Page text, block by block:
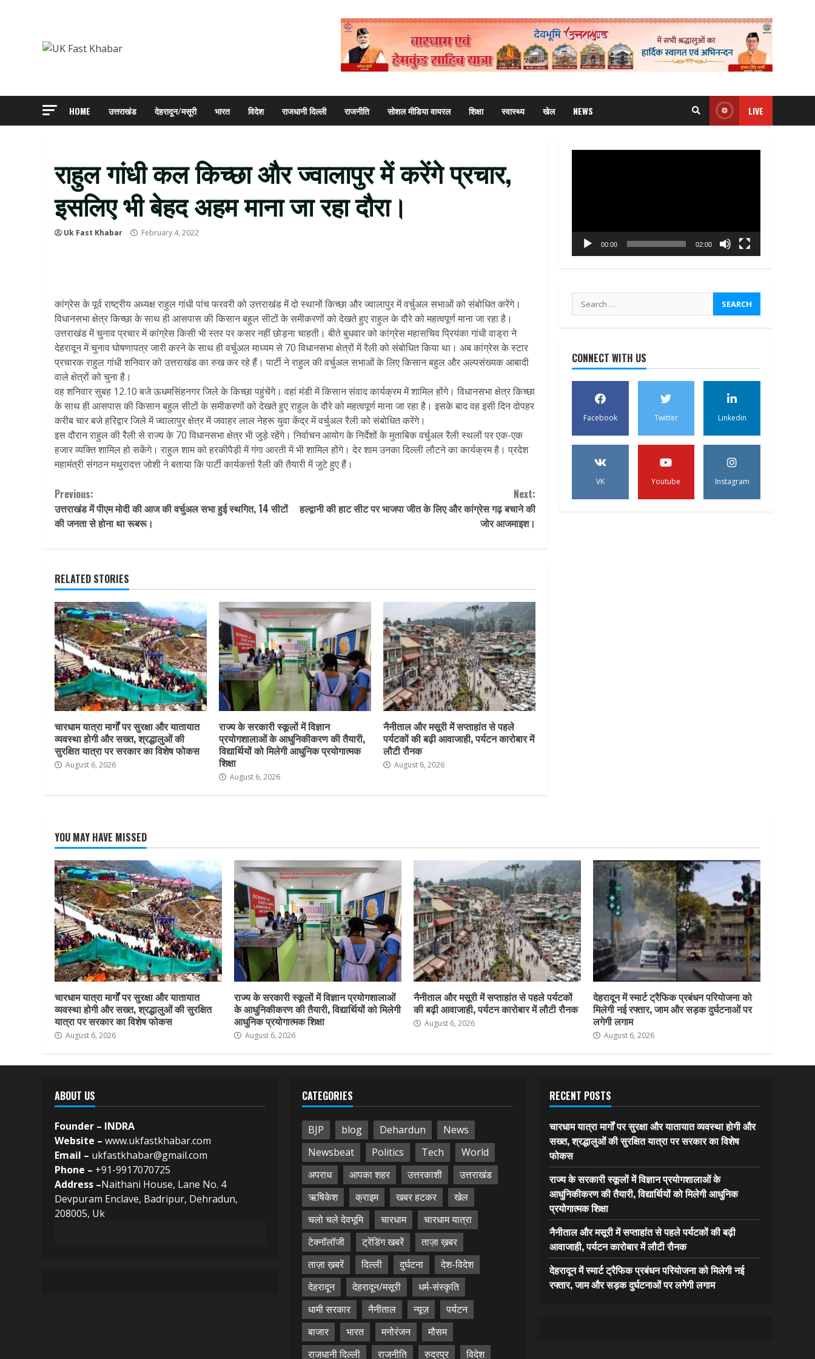
HOME उत्तराखंड देहरादून/मसूरी भारत विदेश राजधानी दिल्ली राजनीति सोशल मीडिया वायरल शिक्षा स्वास्थ्य खेल NEWS LIVE
राहुल गांधी कल किच्छा और ज्वालापुर में करेंगे प्रचार,
इसलिए भी बेहद अहम माना जा रहा दौरा।
Uk Fast Khabar February 4, 2022
कांग्रेस के पूर्व राष्ट्रीय अध्यक्ष राहुल गांधी पांच फरवरी को उत्तराखंड में दो स्थानों किच्छा और ज्वालापुर में वर्चुअल सभाओं को संबोधित करेंगे।
विधानसभा क्षेत्र किच्छा के साथ ही आसपास की किसान बहुल सीटों के समीकरणों को देखते हुए राहुल के दौरे को महत्वपूर्ण माना जा रहा है।
उत्तराखंड में चुनाव प्रचार में कांग्रेस किसी भी स्तर पर कसर नहीं छोड़ना चाहती। बीते बुधवार को कांग्रेस महासचिव प्रियंका गांधी वाड्रा ने
देहरादून में चुनाव घोषणापत्र जारी करने के साथ ही वर्चुअल माध्यम से 70 विधानसभा क्षेत्रों में रैली को संबोधित किया था। अब कांग्रेस के स्टार
प्रचारक राहुल गांधी शनिवार को उत्तराखंड का रुख कर रहे हैं। पार्टी ने राहुल की वर्चुअल सभाओं के लिए किसान बहुल और अल्पसंख्यक आबादी
वाले क्षेत्रों को चुना है।
वह शनिवार सुबह 12.10 बजे ऊधमसिंहनगर जिले के किच्छा पहुंचेंगे। वहां मंडी में किसान संवाद कार्यक्रम में शामिल होंगे। विधानसभा क्षेत्र किच्छा
के साथ ही आसपास की किसान बहुल सीटों के समीकरणों को देखते हुए राहुल के दौरे को महत्वपूर्ण माना जा रहा है। इसके बाद वह इसी दिन दोपहर
करीब चार बजे हरिद्वार जिले में ज्वालापुर क्षेत्र में जवाहर लाल नेहरू युवा केंद्र में वर्चुअल रैली को संबोधित करेंगे।
इस दौरान राहुल की रैली से राज्य के 70 विधानसभा क्षेत्र भी जुड़े रहेंगे। निर्वाचन आयोग के निर्देशों के मुताबिक वर्चुअल रैली स्थलों पर एक-एक
हजार व्यक्ति शामिल हो सकेंगे। राहुल शाम को हरकीपैड़ी में गंगा आरती में भी शामिल होंगे। देर शाम उनका दिल्ली लौटने का कार्यक्रम है। प्रदेश
महामंत्री संगठन मथुरादत्त जोशी ने बताया कि पार्टी कार्यकर्त्ता रैली की तैयारी में जुटे हुए हैं।
Continue
Reading
Previous:
उत्तराखंड में पीएम मोदी की आज की वर्चुअल सभा हुई स्थगित, 14 सीटों
की जनता से होना था रूबरू।
Next:
हल्द्वानी की हाट सीट पर भाजपा जीत के लिए और कांग्रेस गढ़ बचाने की
जोर आजमाइश।
RELATED STORIES
चारधाम यात्रा मार्गों पर सुरक्षा और यातायात
व्यवस्था होगी और सख्त, श्रद्धालुओं की
सुरक्षित यात्रा पर सरकार का विशेष फोकस
August 6, 2026
राज्य के सरकारी स्कूलों में विज्ञान
प्रयोगशालाओं के आधुनिकीकरण की तैयारी,
विद्यार्थियों को मिलेगी आधुनिक प्रयोगात्मक
शिक्षा
August 6, 2026
नैनीताल और मसूरी में सप्ताहांत से पहले
पर्यटकों की बढ़ी आवाजाही, पर्यटन कारोबार में
लौटी रौनक
August 6, 2026
00:00 02:00
Search
for:
CONNECT WITH US
Facebook Twitter Linkedin
VK Youtube Instagram
YOU MAY HAVE MISSED
चारधाम यात्रा मार्गों पर सुरक्षा और यातायात
व्यवस्था होगी और सख्त, श्रद्धालुओं की सुरक्षित
यात्रा पर सरकार का विशेष फोकस
August 6, 2026
राज्य के सरकारी स्कूलों में विज्ञान प्रयोगशालाओं
के आधुनिकीकरण की तैयारी, विद्यार्थियों को मिलेगी
आधुनिक प्रयोगात्मक शिक्षा
August 6, 2026
नैनीताल और मसूरी में सप्ताहांत से पहले पर्यटकों
की बढ़ी आवाजाही, पर्यटन कारोबार में लौटी रौनक
August 6, 2026
देहरादून में स्मार्ट ट्रैफिक प्रबंधन परियोजना को
मिलेगी नई रफ्तार, जाम और सड़क दुर्घटनाओं पर
लगेगी लगाम
August 6, 2026
ABOUT US
Founder – INDRA
Website – www.ukfastkhabar.com
Email – ukfastkhabar@gmail.com
Phone – +91-9917070725
Address –Naithani House, Lane No. 4
Devpuram Enclave, Badripur, Dehradun,
208005, Uk
CATEGORIES
BJP blog Dehardun
News
Newsbeat
Politics Tech
World
अपराध
आपका शहर उत्तरकाशी
उत्तराखंड
ऋषिकेश
क्राइम खबर हटकर
खेल
चलो चले देवभूमि
चारधाम
चारधाम यात्रा
टेक्नॉलॉजी
ट्रेंडिंग खबरें
ताज़ा ख़बर
ताज़ा ख़बरें
दिल्ली दुर्घटना
देश-विदेश
देहरादून
देहरादून/मसूरी
धर्म-संस्कृति
धामी सरकार
नैनीताल न्यूज़
पर्यटन
बाजार
भारत मनोरंजन
मौसम
राजधानी दिल्ली
राजनीति रुद्रपुर विदेश
RECENT POSTS
चारधाम यात्रा मार्गों पर सुरक्षा और यातायात व्यवस्था होगी और
सख्त, श्रद्धालुओं की सुरक्षित यात्रा पर सरकार का विशेष
फोकस
राज्य के सरकारी स्कूलों में विज्ञान प्रयोगशालाओं के
आधुनिकीकरण की तैयारी, विद्यार्थियों को मिलेगी आधुनिक
प्रयोगात्मक शिक्षा
नैनीताल और मसूरी में सप्ताहांत से पहले पर्यटकों की बढ़ी
आवाजाही, पर्यटन कारोबार में लौटी रौनक
देहरादून में स्मार्ट ट्रैफिक प्रबंधन परियोजना को मिलेगी नई
रफ्तार, जाम और सड़क दुर्घटनाओं पर लगेगी लगाम